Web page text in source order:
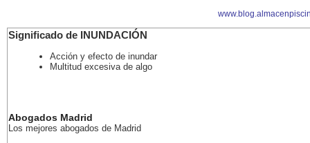
Significado de INUNDACIÓN
Acción y efecto de inundar
Multitud excesiva de algo
Abogados Madrid
Los mejores abogados de Madrid